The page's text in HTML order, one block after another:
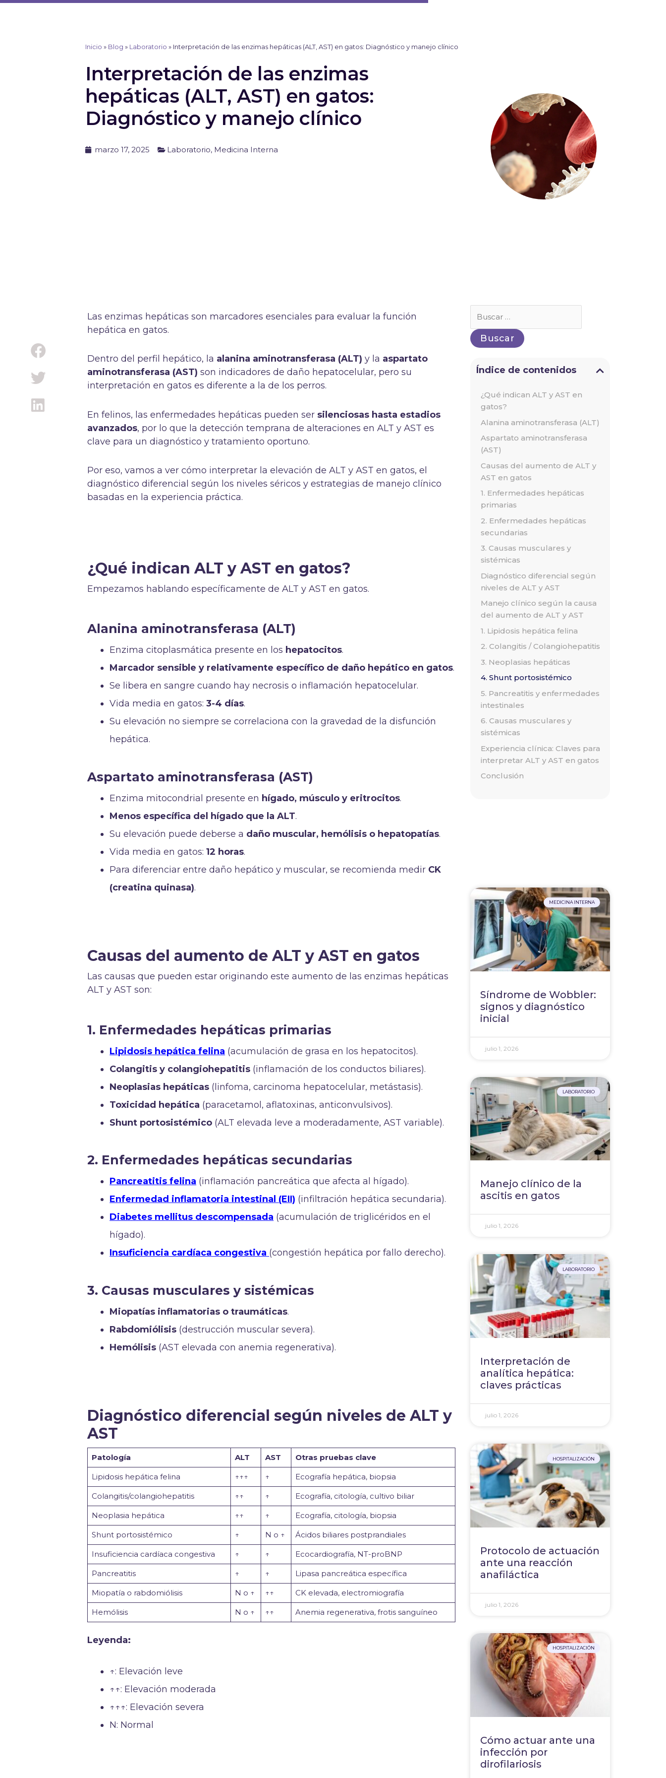
Ir
Inicio » Blog » Laboratorio » Interpretación de las enzimas hepáticas (ALT, AST) en gatos: Diagnóstico y manejo clínico
Interpretación de las enzimas
hepáticas (ALT, AST) en gatos:
Diagnóstico y manejo clínico
marzo 17, 2025 Laboratorio, Medicina Interna
Las enzimas hepáticas son marcadores esenciales para evaluar la función
hepática en gatos.
Dentro del perfil hepático, la alanina aminotransferasa (ALT) y la aspartato
aminotransferasa (AST) son indicadores de daño hepatocelular, pero su
interpretación en gatos es diferente a la de los perros.
En felinos, las enfermedades hepáticas pueden ser silenciosas hasta estadios
avanzados, por lo que la detección temprana de alteraciones en ALT y AST es
clave para un diagnóstico y tratamiento oportuno.
Por eso, vamos a ver cómo interpretar la elevación de ALT y AST en gatos, el
diagnóstico diferencial según los niveles séricos y estrategias de manejo clínico
basadas en la experiencia práctica.
¿Qué indican ALT y AST en gatos?
Empezamos hablando específicamente de ALT y AST en gatos.
Alanina aminotransferasa (ALT)
Enzima citoplasmática presente en los hepatocitos.
Marcador sensible y relativamente específico de daño hepático en gatos.
Se libera en sangre cuando hay necrosis o inflamación hepatocelular.
Vida media en gatos:3-4 días.
Su elevación no siempre se correlaciona con la gravedad de la disfunción
hepática.
Aspartato aminotransferasa (AST)
Enzima mitocondrial presente en hígado, músculo y eritrocitos.
Menos específica del hígado que la ALT.
Su elevación puede deberse a daño muscular, hemólisis o hepatopatías.
Vida media en gatos:12 horas.
Para diferenciar entre daño hepático y muscular, se recomienda medir CK
(creatina quinasa).
Causas del aumento de ALT y AST en gatos
Las causas que pueden estar originando este aumento de las enzimas hepáticas
ALT y AST son:
1. Enfermedades hepáticas primarias
Lipidosis hepática felina (acumulación de grasa en los hepatocitos).
Colangitis y colangiohepatitis (inflamación de los conductos biliares).
Neoplasias hepáticas (linfoma, carcinoma hepatocelular, metástasis).
Toxicidad hepática (paracetamol, aflatoxinas, anticonvulsivos).
Shunt portosistémico (ALT elevada leve a moderadamente, AST variable).
2. Enfermedades hepáticas secundarias
Pancreatitis felina (inflamación pancreática que afecta al hígado).
Enfermedad inflamatoria intestinal (EII) (infiltración hepática secundaria).
Diabetes mellitus descompensada (acumulación de triglicéridos en el
hígado).
Insuficiencia cardíaca congestiva (congestión hepática por fallo derecho).
3. Causas musculares y sistémicas
Miopatías inflamatorias o traumáticas.
Rabdomiólisis (destrucción muscular severa).
Hemólisis (AST elevada con anemia regenerativa).
Diagnóstico diferencial según niveles de ALT y
AST
Patología ALT AST Otras pruebas clave
Lipidosis hepática felina ↑↑↑ ↑ Ecografía hepática, biopsia
Colangitis/colangiohepatitis ↑↑ ↑ Ecografía, citología, cultivo biliar
Neoplasia hepática ↑↑ ↑ Ecografía, citología, biopsia
Shunt portosistémico ↑ N o ↑ Ácidos biliares postprandiales
Insuficiencia cardíaca congestiva ↑ ↑ Ecocardiografía, NT-proBNP
Pancreatitis ↑ ↑ Lipasa pancreática específica
Miopatía o rabdomiólisis N o ↑ ↑↑ CK elevada, electromiografía
Hemólisis N o ↑ ↑↑ Anemia regenerativa, frotis sanguíneo
Leyenda:
↑: Elevación leve
↑↑: Elevación moderada
↑↑↑: Elevación severa
N: Normal
por:
Índice de contenidos
¿Qué indican ALT y AST en
gatos?
Alanina aminotransferasa (ALT)
Aspartato aminotransferasa
(AST)
Causas del aumento de ALT y
AST en gatos
1. Enfermedades hepáticas
primarias
2. Enfermedades hepáticas
secundarias
3. Causas musculares y
sistémicas
Diagnóstico diferencial según
niveles de ALT y AST
Manejo clínico según la causa
del aumento de ALT y AST
1. Lipidosis hepática felina
2. Colangitis / Colangiohepatitis
3. Neoplasias hepáticas
4. Shunt portosistémico
5. Pancreatitis y enfermedades
intestinales
6. Causas musculares y
sistémicas
Experiencia clínica: Claves para
interpretar ALT y AST en gatos
Conclusión
MEDICINA INTERNA
Síndrome de Wobbler:
signos y diagnóstico
inicial
julio 1, 2026
LABORATORIO
Manejo clínico de la
ascitis en gatos
julio 1, 2026
LABORATORIO
Interpretación de
analítica hepática:
claves prácticas
julio 1, 2026
HOSPITALIZACIÓN
Protocolo de actuación
ante una reacción
anafiláctica
julio 1, 2026
HOSPITALIZACIÓN
Cómo actuar ante una
infección por
dirofilariosis